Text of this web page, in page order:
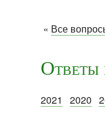
« Все
Ответы
2021 2020